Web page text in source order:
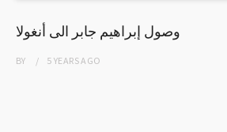
وصول إبراهيم جابر الى أنغولا
BY 5 YEARSAGO